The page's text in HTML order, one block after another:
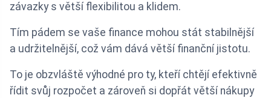
závazky s větší flexibilitou a klidem.
Tím pádem se vaše finance mohou stát stabilnější
a udržitelnější, což vám dává větší finanční jistotu.
To je obzvláště výhodné pro ty, kteří chtějí efektivně
řídit svůj rozpočet a zároveň si dopřát větší nákupy